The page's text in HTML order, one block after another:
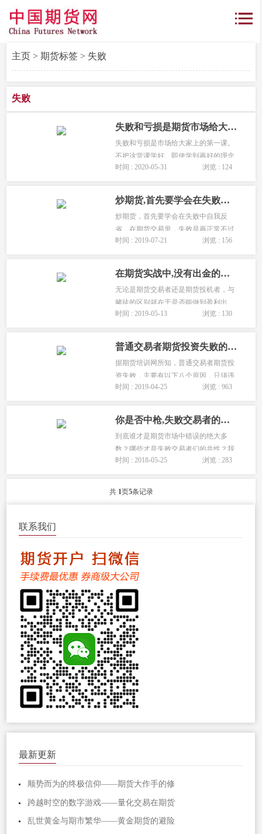
主页> 期货标签> 失败
失败
失败和亏损是期货市场给大家上的第一课！
失败和亏损是市场给大家上的第一课。
不把这堂课学好。即使学到再好的理念
和方法，也不能在市场中有效的应用。
一种提醒，更是通向成功的阶梯。...
时间 : 2020-05-31 浏览 : 124
炒期货,首先要学会在失败中自我反省
炒期货，首先要学会在失败中自我反
省，在期货交易里，失败是再正常不过
的事情。有因我们对市场不清楚的无知
败，有因我们的恐惧造成的失败，等
等、等等不一而足。...
时间 : 2019-07-21 浏览 : 156
在期货实战中,没有出金的交易是失败的交易「学会出金」
无论是期货交易者还是期货投机者，与
赌徒的区别就在于是否能做到盈利出
金。期货交易是交易者的事业，而不是
易。...
时间 : 2019-05-13 浏览 : 130
普通交易者期货投资失败的八个原因「常见的低级错误」
据期货培训网所知，普通交易者期货投
资失败，主要有以下八个原因，只须违
反一条，即可导致万劫不复。...
时间 : 2019-04-25 浏览 : 963
你是否中枪,失败交易者的七点共性!
到底谁才是期货市场中错误的绝大多
数？哪些才是失败交易者们的共性？我
们来盘点一下。...
时间 : 2018-05-25 浏览 : 283
共 1页5条记录
联系我们
最新更新
顺势而为的终极信仰——期货大作手的修
跨越时空的数字游戏——量化交易在期货
乱世黄金与期市繁华——黄金期货的避险